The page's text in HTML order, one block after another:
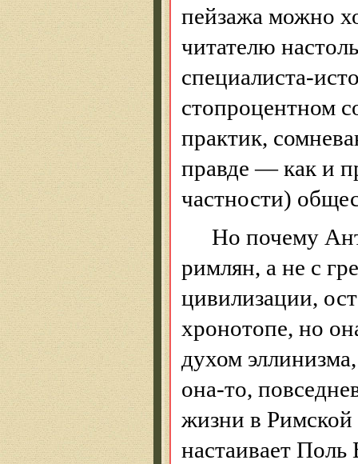
пейзажа можно
читателю
специалиста-
стопроцентном
практик,
правде — как и
частности)
Но почему
римлян, а не с
цивилизации,
хронотопе, но
духом
она-то,
жизни в
настаивает Поль